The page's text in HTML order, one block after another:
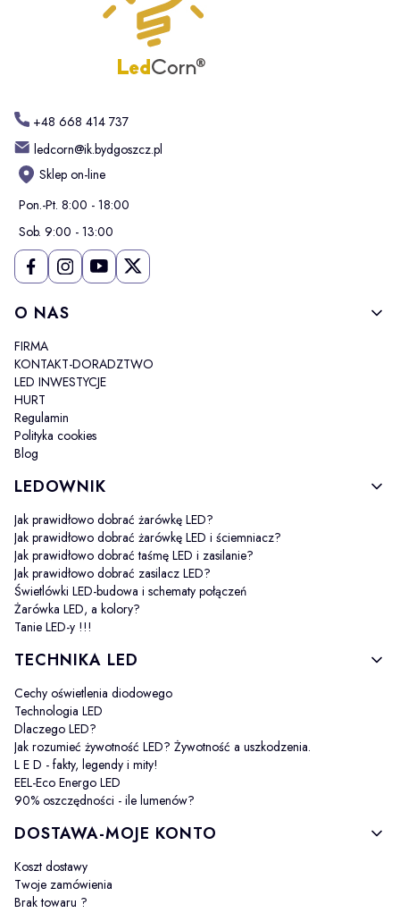
+48 668 414 737
ledcorn@ik.bydgoszcz.pl
Sklep on-line
Pon.-Pt. 8:00 - 18:00
Sob. 9:00 - 13:00
Linki w stopce
O NAS
FIRMA
KONTAKT-DORADZTWO
LED INWESTYCJE
HURT
Regulamin
Polityka cookies
Blog
LEDOWNIK
Jak prawidłowo dobrać żarówkę LED?
Jak prawidłowo dobrać żarówkę LED i ściemniacz?
Jak prawidłowo dobrać taśmę LED i zasilanie?
Jak prawidłowo dobrać zasilacz LED?
Świetlówki LED-budowa i schematy połączeń
Żarówka LED, a kolory?
Tanie LED-y !!!
TECHNIKA LED
Cechy oświetlenia diodowego
Technologia LED
Dlaczego LED?
Jak rozumieć żywotność LED? Żywotność a uszkodzenia.
L E D - fakty, legendy i mity!
EEL-Eco Energo LED
90% oszczędności - ile lumenów?
DOSTAWA-MOJE KONTO
Koszt dostawy
Twoje zamówienia
Brak towaru ?